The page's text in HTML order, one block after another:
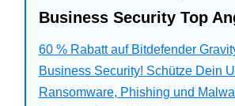
Business Security Top
60 % Rabatt auf Bitdefender
Business Security! Schütze Dein
Ransomware, Phishing und